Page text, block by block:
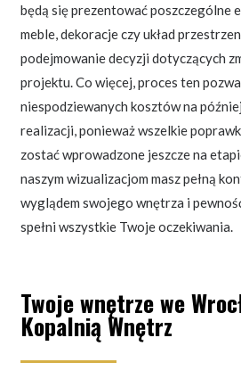
będą się prezentować poszczególne
meble, dekoracje czy układ
podejmowanie decyzji dotyczących
projektu. Co więcej, proces ten
niespodziewanych kosztów na
realizacji, ponieważ wszelkie
zostać wprowadzone jeszcze na
naszym wizualizacjom masz pełną
wyglądem swojego wnętrza i
spełni wszystkie Twoje oczekiwania.
Twoje wnętrze we
Kopalnią Wnętrz